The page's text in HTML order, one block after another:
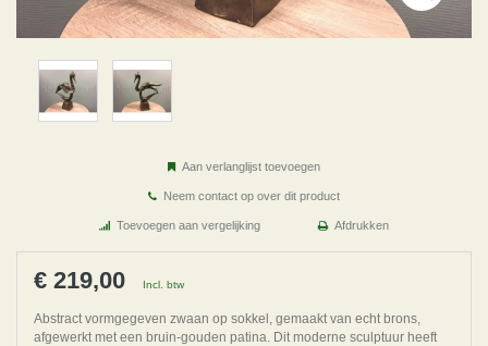
Aan verlanglijst toevoegen
Neem contact op over dit product
Toevoegen aan vergelijking Afdrukken
€ 219,00 Incl. btw
Abstract vormgegeven zwaan op sokkel, gemaakt van echt brons,
afgewerkt met een bruin-gouden patina. Dit moderne sculptuur heeft